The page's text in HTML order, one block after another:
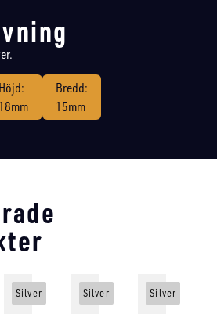
Höjd:
18mm
Bredd:
15mm
Silver Silver Silver